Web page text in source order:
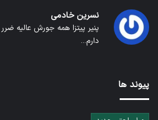
نسرین خادمی
پنیر پیتزا همه جورش عالیه
دارم...
پیوند ها